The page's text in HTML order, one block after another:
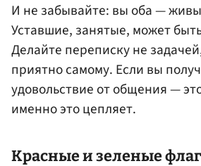
И не забывайте: вы оба —
Уставшие, занятые, может
Делайте переписку не
приятно самому. Если вы
удовольствие от общения —
именно это цепляет.
Красные и зеленые